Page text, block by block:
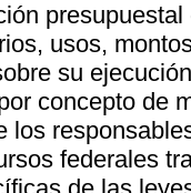
usos,
su
concepto de
los
federales